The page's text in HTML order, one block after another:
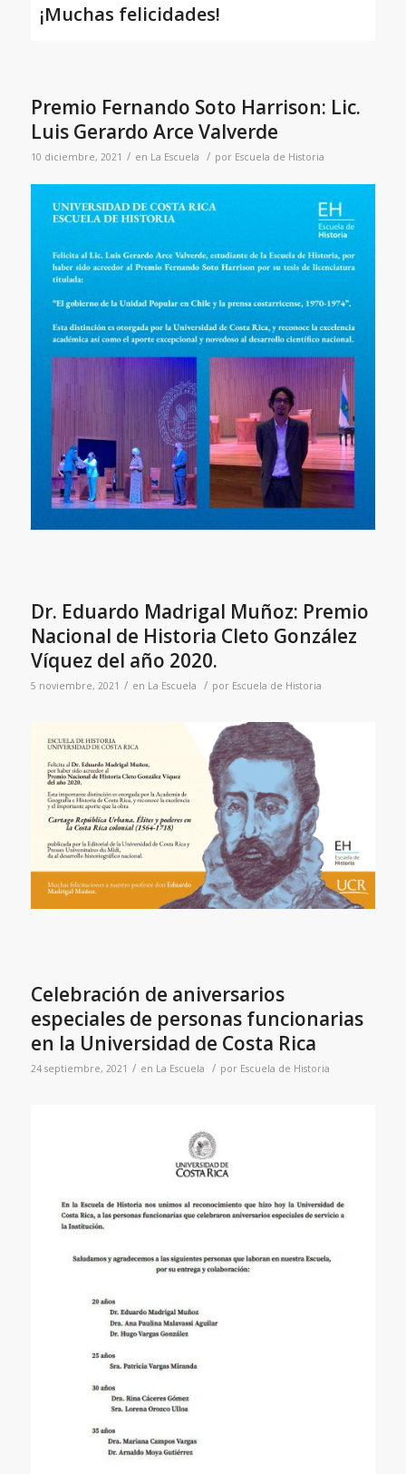
¡Muchas felicidades!
Premio Fernando Soto Harrison: Lic.
Luis Gerardo Arce Valverde
10 diciembre, 2021 / en La Escuela / por Escuela de Historia
Dr. Eduardo Madrigal Muñoz: Premio
Nacional de Historia Cleto González
Víquez del año 2020.
5 noviembre, 2021 / en La Escuela / por Escuela de Historia
Celebración de aniversarios
especiales de personas funcionarias
en la Universidad de Costa Rica
24 septiembre, 2021 / en La Escuela / por Escuela de Historia